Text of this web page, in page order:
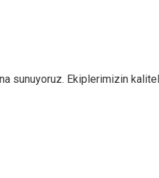
sunuyoruz. Ekiplerimizin